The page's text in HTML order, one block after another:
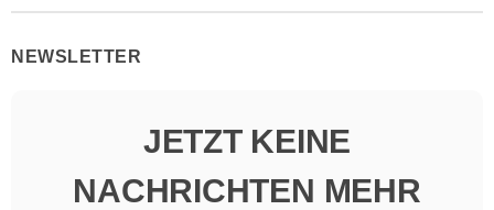
NEWSLETTER
JETZT KEINE
NACHRICHTEN MEHR